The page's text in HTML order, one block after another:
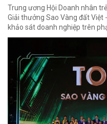
Trung ương Hội Doanh nhân
Giải thưởng Sao Vàng đất
khảo sát doanh nghiệp trên